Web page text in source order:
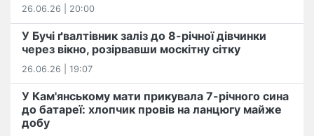
26.06.26 | 20:00
У Бучі ґвалтівник заліз до 8-річної дівчинки
через вікно, розірвавши москітну сітку
26.06.26 | 19:07
У Кам'янському мати прикувала 7-річного сина
до батареї: хлопчик провів на ланцюгу майже
добу